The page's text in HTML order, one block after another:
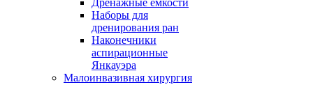
Дренажные емкости
Наборы для
дренирования ран
Наконечники
аспирационные
Янкауэра
Малоинвазивная хирургия